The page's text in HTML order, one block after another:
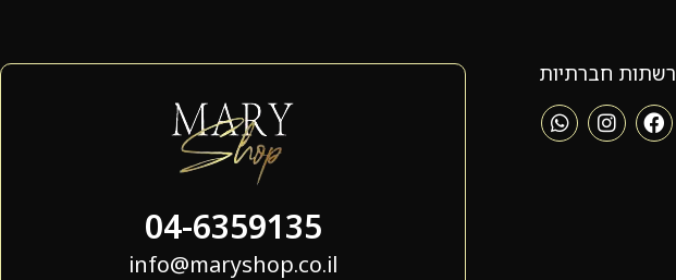
רשתות חברתיות
04-6359135
info@maryshop.co.il